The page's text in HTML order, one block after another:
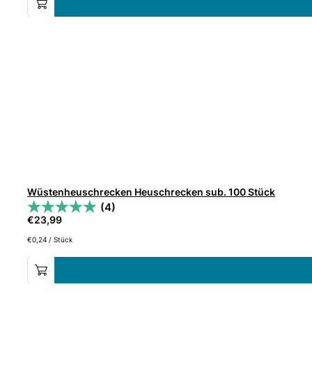
Wüstenheuschrecken Heuschrecken sub. 100 Stück
(4)
€23,99
€0,24 /Stück